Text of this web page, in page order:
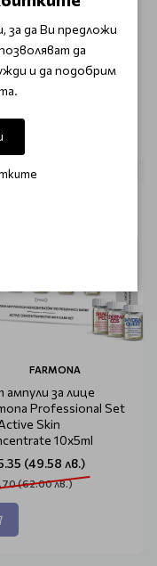
Ampoule
(28.85 лв.)
(36.00 лв.)
FARMONA
ампули за лице
Professional Set
Skin
10x5ml
(49.58 лв.)
(62.00 лв.)
за да Ви предложи
да
и да подобрим